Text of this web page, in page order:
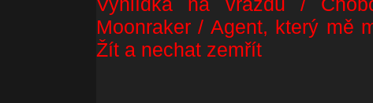
Moonraker / Agent, který mě
Žít a nechat zemřít